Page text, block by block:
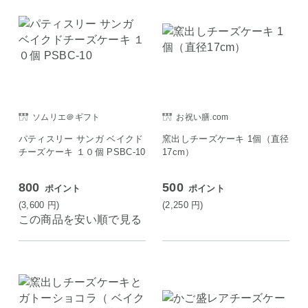
ソムリエ＠ギフト
パティスリー サンガ ベイクド
チーズケーキ １０個 PSBC-10
800 ポイント
(3,600 円)
この商品を安い順で見る
お祝い膳.com
窯出しチーズケーキ 1個（直径
17cm）
500 ポイント
(2,250 円)